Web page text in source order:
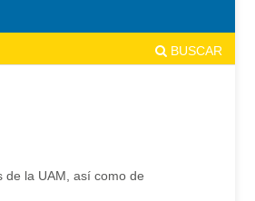
BUSCAR
de la UAM, así como de